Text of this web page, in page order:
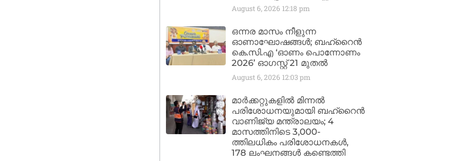
August 6, 2026 12:18 pm
ഒന്നര മാസം നീളുന്ന
ഓണാഘോഷങ്ങൾ; ബഹ്‌റൈൻ
കെ.സി.എ ‘ഓണം പൊന്നോണം
2026’ ഓഗസ്റ്റ് 21 മുതൽ
August 6, 2026 12:03 pm
മാർക്കറ്റുകളിൽ മിന്നൽ
പരിശോധനയുമായി ബഹ്‌റൈൻ
വാണിജ്യ മന്ത്രാലയം; 4
മാസത്തിനിടെ 3,000-
ത്തിലധികം പരിശോധനകൾ,
178 ലംഘനങ്ങൾ കണ്ടെത്തി